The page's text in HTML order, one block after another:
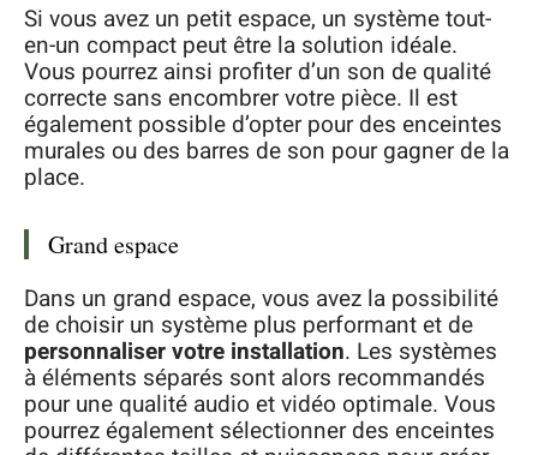
Si vous avez un petit espace, un système tout-
en-un compact peut être la solution idéale.
Vous pourrez ainsi profiter d’un son de qualité
correcte sans encombrer votre pièce. Il est
également possible d’opter pour des enceintes
murales ou des barres de son pour gagner de la
place.
Grand espace
Dans un grand espace, vous avez la possibilité
de choisir un système plus performant et de
personnaliser votre installation. Les systèmes
à éléments séparés sont alors recommandés
pour une qualité audio et vidéo optimale. Vous
pourrez également sélectionner des enceintes